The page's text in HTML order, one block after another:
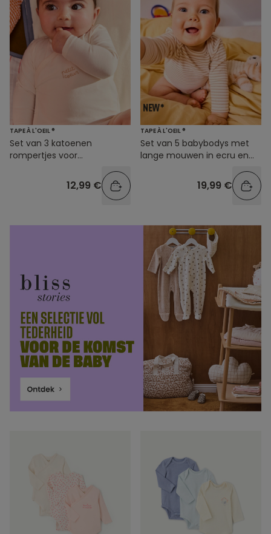
TAPE À L'OEIL ®
Set van 3 katoenen
rompertjes voor
12,99 €
TAPE À L'OEIL ®
Set van 5 babybodys met
lange mouwen in ecru en
19,99 €